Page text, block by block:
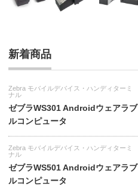
新着商品
Zebra モバイルデバイス・ハンディターミ
ナル
ゼブラWS301 Androidウェアラブ
ルコンピュータ
Zebra モバイルデバイス・ハンディターミ
ナル
ゼブラWS501 Androidウェアラブ
ルコンピュータ